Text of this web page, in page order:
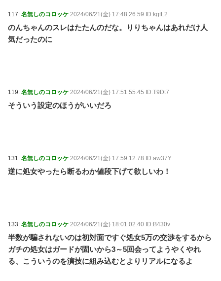
117: 名無しのコロッケ 2024/06/21(金) 17:48:26.59 ID:kgtL2
のんちゃんのスレはたたんのだな。りりちゃんはあれだけ人
気だったのに
119: 名無しのコロッケ 2024/06/21(金) 17:51:55.45 ID:T9Dt7
そういう設定のほうがいいだろ
131: 名無しのコロッケ 2024/06/21(金) 17:59:12.78 ID:aw37Y
逆に処女やったら断るわか値段下げて欲しいわ！
133: 名無しのコロッケ 2024/06/21(金) 18:01:02.40 ID:B430v
半数が騙されないのは初対面ですぐ処女5万の交渉をするから
ガチの処女はガードが固いから3～5回会ってようやくやれ
る、こういうのを演技に組み込むとよりリアルになるよ